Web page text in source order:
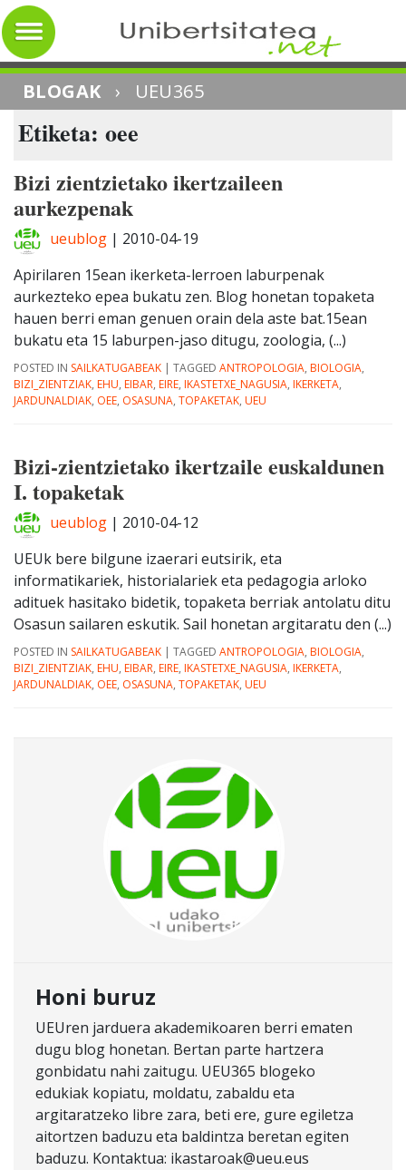
BLOGAK › UEU365
Etiketa: oee
Bizi zientzietako ikertzaileen
aurkezpenak
ueublog | 2010-04-19
Apirilaren 15ean ikerketa-lerroen laburpenak
aurkezteko epea bukatu zen. Blog honetan topaketa
hauen berri eman genuen orain dela aste bat.15ean
bukatu eta 15 laburpen-jaso ditugu, zoologia, (...)
POSTED IN SAILKATUGABEAK | TAGGED ANTROPOLOGIA, BIOLOGIA,
BIZI_ZIENTZIAK, EHU, EIBAR, EIRE, IKASTETXE_NAGUSIA, IKERKETA,
JARDUNALDIAK, OEE, OSASUNA, TOPAKETAK, UEU
Bizi-zientzietako ikertzaile euskaldunen
I. topaketak
ueublog | 2010-04-12
UEUk bere bilgune izaerari eutsirik, eta
informatikariek, historialariek eta pedagogia arloko
adituek hasitako bidetik, topaketa berriak antolatu ditu
Osasun sailaren eskutik. Sail honetan argitaratu den (...)
POSTED IN SAILKATUGABEAK | TAGGED ANTROPOLOGIA, BIOLOGIA,
BIZI_ZIENTZIAK, EHU, EIBAR, EIRE, IKASTETXE_NAGUSIA, IKERKETA,
JARDUNALDIAK, OEE, OSASUNA, TOPAKETAK, UEU
Honi buruz
UEUren jarduera akademikoaren berri ematen
dugu blog honetan. Bertan parte hartzera
gonbidatu nahi zaitugu. UEU365 blogeko
edukiak kopiatu, moldatu, zabaldu eta
argitaratzeko libre zara, beti ere, gure egiletza
aitortzen baduzu eta baldintza beretan egiten
baduzu. Kontaktua: ikastaroak@ueu.eus